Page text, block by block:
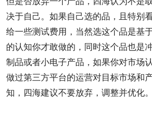
决于自己。如果自己选的品，且特别
给一些测试费用，当然选这个品是基
的认知你才敢做的，同时这个品也是
制品或者小电子产品，如果你对市场
做过第三方平台的运营对目标市场和
知，四海建议不要放弃，调整并优化。